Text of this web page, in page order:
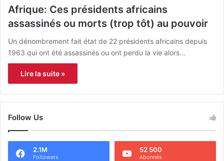
Afrique: Ces présidents africains
assassinés ou morts (trop tôt) au pouvoir
Un dénombrement fait état de 22 présidents africains depuis
1963 qui ont été assassinés ou ont perdu la vie alors…
Lire la suite »
Follow Us
2.1M
Followers
52 500
Abonnés